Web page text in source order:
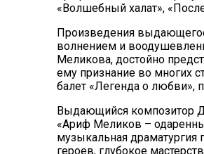
«Волшебный халат»,
Произведения
волнением и
Меликова, достойно
ему признание во многих
балет «Легенда о любви»,
Выдающийся композитор
«Ариф Меликов –
музыкальная драматургия
героев, глубокое